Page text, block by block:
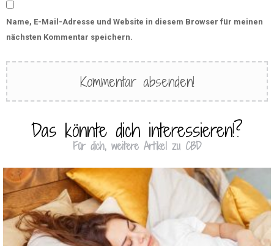
Name, E-Mail-Adresse und Website in diesem Browser für meinen
nächsten Kommentar speichern.
Das könnte dich interessieren!?
Für dich, weitere Artikel zu CBD